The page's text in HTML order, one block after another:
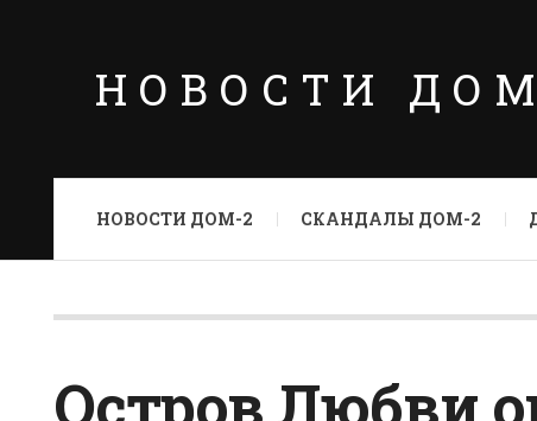
НОВОСТИ
НОВОСТИ ДОМ-2 СКАНДАЛЫ ДОМ-2